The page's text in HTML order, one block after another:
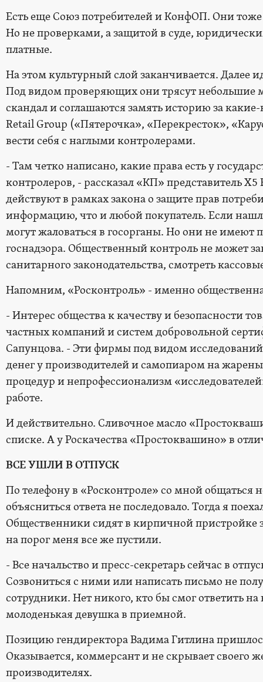
Есть еще Союз потребителей и КонфОП.­ Они
Но не проверками, а защитой в суде,
платные.
На этом культурный слой заканчивается. Далее
Под видом проверяющих они трясут небольшие
скандал и соглашаются замять историю за
Retail Group («Пятерочка», «Перекресток»,
вести себя с наглыми контролерами.
- Там четко написано, какие права есть у
контролеров, - рассказал «КП» представитель
действуют в рамках закона о защите прав
информацию, что и любой покупатель. Если
могут жаловаться в госорганы. Но они не имеют
госнадзора. Общественный контроль не может
санитарного законодательства, смотреть
Напомним, «Росконтроль» - именно
- Интерес общества к качеству и безопасности
частных компаний и систем добровольной
Сапунцова. - Эти фирмы под видом
денег у производителей и самопиаром на
процедур и непрофессионализм
работе.
И действительно. Сливочное масло
списке. А у Роскачества «Простоквашино» в
ВСЕ УШЛИ В ОТПУСК
По телефону в «Росконтроле» со мной общаться
объясниться ответа не последовало. Тогда я
Общественники сидят в кирпичной пристройке
на порог меня все же пустили.
- Все начальство и пресс-секретарь сейчас в
Созвониться с ними или написать письмо не
сотрудники. Нет никого, кто бы смог ответить
молоденькая девушка в приемной.
Позицию гендиректора Вадима Гитлина
Оказывается, коммерсант и не скрывает своего
производителях.